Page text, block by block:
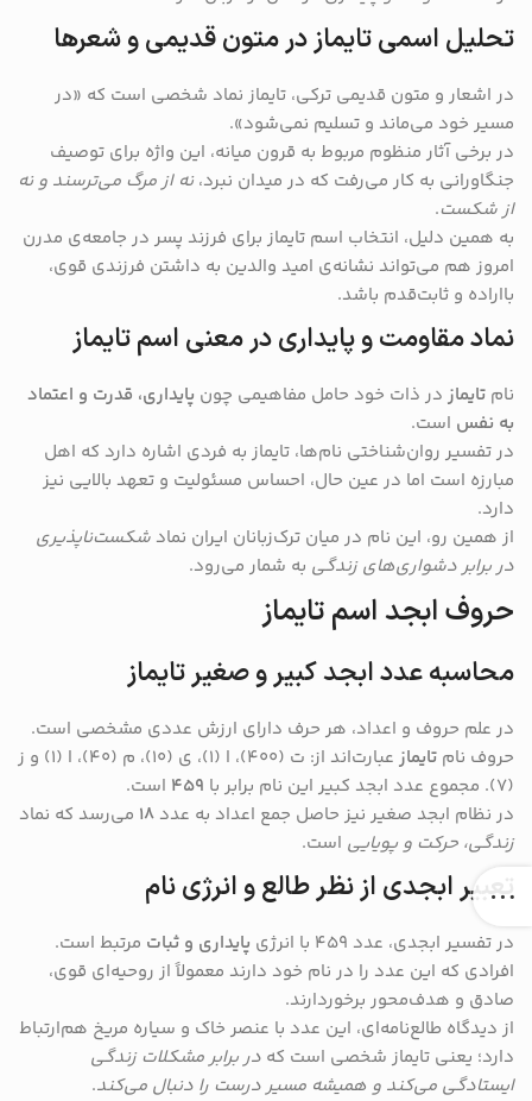
تحلیل اسمی تایماز در متون قدیمی و شعرها
در اشعار و متون قدیمی ترکی، تایماز نماد شخصی است که «در
مسیر خود می‌ماند و تسلیم نمی‌شود».
در برخی آثار منظوم مربوط به قرون میانه، این واژه برای توصیف
جنگاورانی به کار می‌رفت که در میدان نبرد، نه از مرگ می‌ترسند و نه
از شکست.
به همین دلیل، انتخاب اسم تایماز برای فرزند پسر در جامعه‌ی مدرن
امروز هم می‌تواند نشانه‌ی امید والدین به داشتن فرزندی قوی،
بااراده و ثابت‌قدم باشد.
نماد مقاومت و پایداری در معنی اسم تایماز
نام تایماز در ذات خود حامل مفاهیمی چون پایداری، قدرت و اعتماد
به نفس است.
در تفسیر روان‌شناختی نام‌ها، تایماز به فردی اشاره دارد که اهل
مبارزه است اما در عین حال، احساس مسئولیت و تعهد بالایی نیز
دارد.
از همین رو، این نام در میان ترک‌زبانان ایران نماد شکست‌ناپذیری
در برابر دشواری‌های زندگی به شمار می‌رود.
حروف ابجد اسم تایماز
محاسبه عدد ابجد کبیر و صغیر تایماز
در علم حروف و اعداد، هر حرف دارای ارزش عددی مشخصی است.
حروف نام تایماز
عبارت‌اند از: ت (۴۰۰)، ا (۱)، ی (۱۰)، م (۴۰)، ا (۱) و ز
(۷). مجموع عدد ابجد کبیر این نام برابر با
۴۵۹ است.
در نظام ابجد صغیر نیز حاصل جمع اعداد به عدد ۱۸ می‌رسد که نماد
زندگی، حرکت و پویایی است.
تعبیر ابجدی از نظر طالع و انرژی نام
در تفسیر ابجدی، عدد ۴۵۹ با انرژی پایداری و ثبات مرتبط است.
افرادی که این عدد را در نام خود دارند معمولاً از روحیه‌ای قوی،
صادق و هدف‌محور برخوردارند.
از دیدگاه طالع‌نامه‌ای، این عدد با عنصر خاک و سیاره مریخ هم‌ارتباط
دارد؛ یعنی تایماز شخصی است که در برابر مشکلات زندگی
ایستادگی می‌کند و همیشه مسیر درست را دنبال می‌کند.